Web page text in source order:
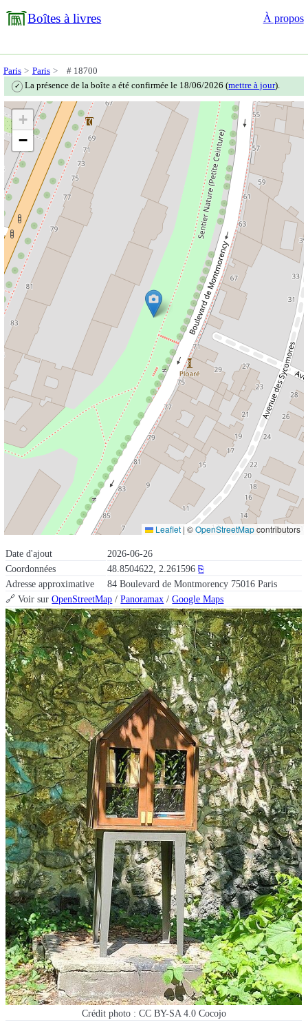
Boîtes à livres À propos
Paris Paris # 18700
✓ La présence de la boîte a été confirmée le 18/06/2026 (mettre à jour).
Date d'ajout
2026-06-26
Coordonnées
48.8504622, 2.261596 ⎘
Adresse approximative
84 Boulevard de Montmorency 75016 Paris
🔗 Voir surOpenStreetMap /Panoramax /Google Maps
Crédit photo : CC BY-SA 4.0 Cocojo
+
−
Leaflet | ©OpenStreetMapcontributors